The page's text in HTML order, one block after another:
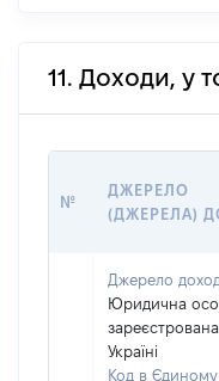
11. Доходи, у
№
ДЖЕРЕЛО
(ДЖЕРЕЛА)
Джерело
Юридична
Україні
Код в Єдиному